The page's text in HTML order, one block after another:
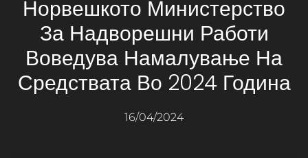
Норвешкото Министерство
За Надворешни Работи
Воведува Намалување На
Средствата Во 2024 Година
16/04/2024